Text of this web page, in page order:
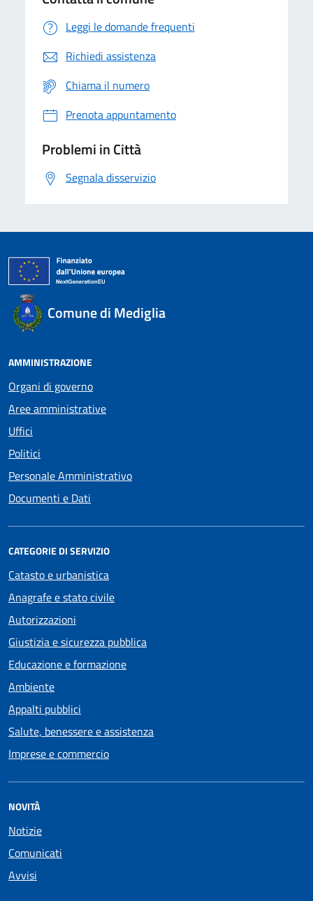
Leggi le domande frequenti
Richiedi assistenza
Chiama il numero
Prenota appuntamento
Problemi in Città
Segnala disservizio
Comune di Mediglia
AMMINISTRAZIONE
Organi di governo
Aree amministrative
Uffici
Politici
Personale Amministrativo
Documenti e Dati
CATEGORIE DI SERVIZIO
Catasto e urbanistica
Anagrafe e stato civile
Autorizzazioni
Giustizia e sicurezza pubblica
Educazione e formazione
Ambiente
Appalti pubblici
Salute, benessere e assistenza
Imprese e commercio
NOVITÀ
Notizie
Comunicati
Avvisi